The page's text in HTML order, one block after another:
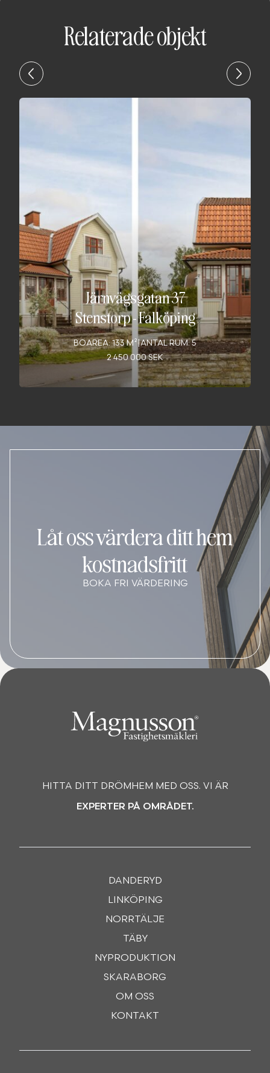
Relaterade objekt
Järnvägsgatan 37
Stenstorp-Falköping
BOAREA: 133 M²|ANTAL RUM: 5
2 450 000 SEK
Låt oss värdera ditt hem
kostnadsfritt
BOKA FRI VÄRDERING
HITTA DITT DRÖMHEM MED OSS. VI ÄR
EXPERTER PÅ OMRÅDET.
DANDERYD
LINKÖPING
NORRTÄLJE
TÄBY
NYPRODUKTION
SKARABORG
OM OSS
KONTAKT